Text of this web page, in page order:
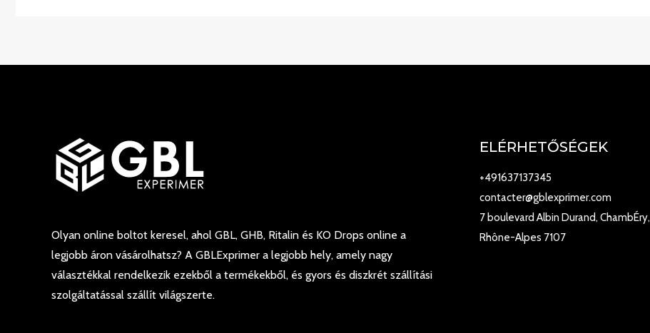
Olyan online boltot keresel, ahol GBL, GHB, Ritalin és KO Drops online a
legjobb áron vásárolhatsz? A GBLExprimer a legjobb hely, amely nagy
választékkal rendelkezik ezekből a termékekből, és gyors és diszkrét szállítási
szolgáltatással szállít világszerte.
ELÉRHETŐSÉGEK
+491637137345
contacter@gblexprimer.com
7 boulevard Albin Durand, ChambÉry,
Rhône-Alpes 7107